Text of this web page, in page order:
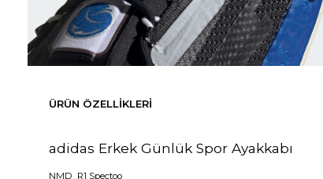
ÜRÜN ÖZELLIKLERI
adidas Erkek Günlük Spor Ayakkabı
NMD_R1 Spectoo